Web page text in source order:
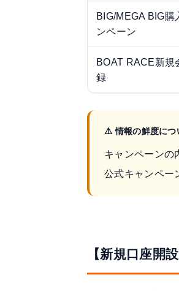
BIG/MEGA BIG購
ンペーン
BOAT RACE新規
録
⚠️ 情報の鮮度につ
キャンペーンの
公式キャンペー
【新規口座開